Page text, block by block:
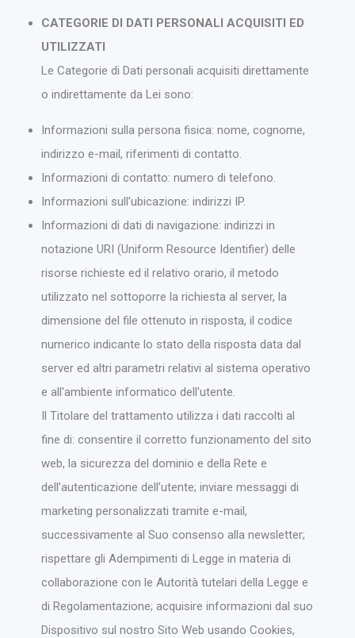
CATEGORIE DI DATI PERSONALI ACQUISITI ED
UTILIZZATI
Le Categorie di Dati personali acquisiti direttamente
o indirettamente da Lei sono:
Informazioni sulla persona fisica: nome, cognome,
indirizzo e-mail, riferimenti di contatto.
Informazioni di contatto: numero di telefono.
Informazioni sull’ubicazione: indirizzi IP.
Informazioni di dati di navigazione: indirizzi in
notazione URI (Uniform Resource Identifier) delle
risorse richieste ed il relativo orario, il metodo
utilizzato nel sottoporre la richiesta al server, la
dimensione del file ottenuto in risposta, il codice
numerico indicante lo stato della risposta data dal
server ed altri parametri relativi al sistema operativo
e all'ambiente informatico dell'utente.
Il Titolare del trattamento utilizza i dati raccolti al
fine di: consentire il corretto funzionamento del sito
web, la sicurezza del dominio e della Rete e
dell’autenticazione dell’utente; inviare messaggi di
marketing personalizzati tramite e-mail,
successivamente al Suo consenso alla newsletter;
rispettare gli Adempimenti di Legge in materia di
collaborazione con le Autorità tutelari della Legge e
di Regolamentazione; acquisire informazioni dal suo
Dispositivo sul nostro Sito Web usando Cookies,